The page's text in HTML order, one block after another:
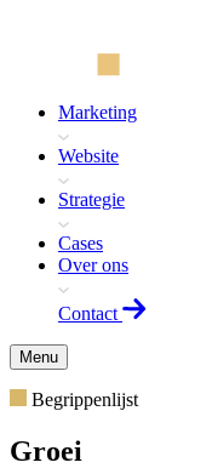
Marketing
Website
Strategie
Cases
Over ons
Contact
Menu
Begrippenlijst
Groei